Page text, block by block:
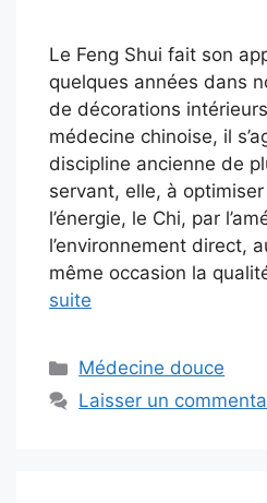
Le Feng Shui fait son
quelques années dans
de décorations
médecine chinoise, il
discipline ancienne de
servant, elle, à
l’énergie, le Chi, par
l’environnement direct,
même occasion la
suite
Catégories
Médecine douce
Laisser un